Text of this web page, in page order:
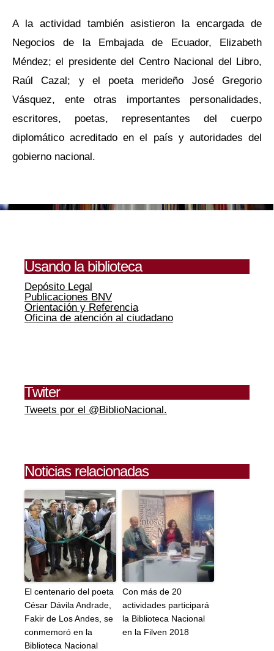
A la actividad también asistieron la encargada de
Negocios de la Embajada de Ecuador, Elizabeth
Méndez; el presidente del Centro Nacional del Libro,
Raúl Cazal; y el poeta merideño José Gregorio
Vásquez, ente otras importantes personalidades,
escritores, poetas, representantes del cuerpo
diplomático acreditado en el país y autoridades del
gobierno nacional.
Usando la biblioteca
Depósito Legal
Publicaciones BNV
Orientación y Referencia
Oficina de atención al ciudadano
Twiter
Tweets por el @BiblioNacional.
Noticias relacionadas
El centenario del poeta
César Dávila Andrade,
Fakir de Los Andes, se
conmemoró en la
Biblioteca Nacional
Con más de 20
actividades participará
la Biblioteca Nacional
en la Filven 2018